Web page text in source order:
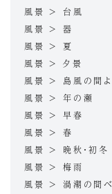
風景 > 台風
風景 > 器
風景 > 夏
風景 > 夕景
風景 > 島風の間よ
風景 > 年の瀬
風景 > 早春
風景 > 春
風景 > 晩秋・初冬
風景 > 梅雨
風景 > 渦潮の間ベ